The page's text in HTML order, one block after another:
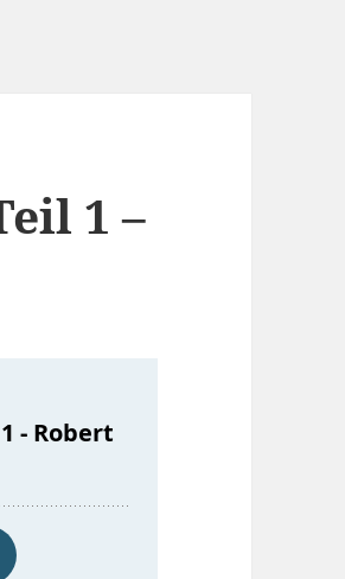
1 –